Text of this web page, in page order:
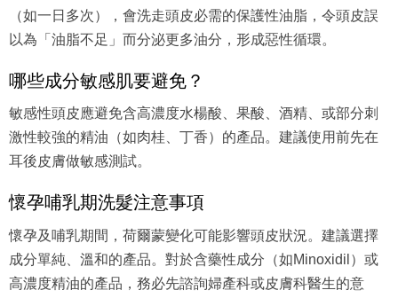
（如一日多次），會洗走頭皮必需的保護性油脂，令頭皮誤
以為「油脂不足」而分泌更多油分，形成惡性循環。
哪些成分敏感肌要避免？
敏感性頭皮應避免含高濃度水楊酸、果酸、酒精、或部分刺
激性較強的精油（如肉桂、丁香）的產品。建議使用前先在
耳後皮膚做敏感測試。
懷孕哺乳期洗髮注意事項
懷孕及哺乳期間，荷爾蒙變化可能影響頭皮狀況。建議選擇
成分單純、溫和的產品。對於含藥性成分（如Minoxidil）或
高濃度精油的產品，務必先諮詢婦產科或皮膚科醫生的意